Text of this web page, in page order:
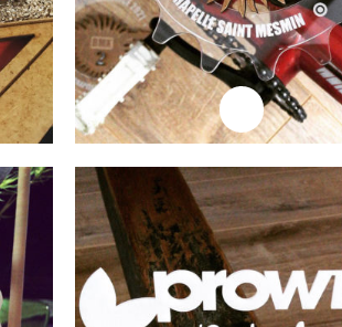
Lire la suite
Professionnels
Trophée Prowin